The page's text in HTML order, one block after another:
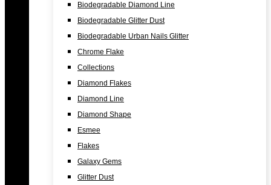
Biodegradable Diamond Line
Biodegradable Glitter Dust
Biodegradable Urban Nails Glitter
Chrome Flake
Collections
Diamond Flakes
Diamond Line
Diamond Shape
Esmee
Flakes
Galaxy Gems
Glitter Dust